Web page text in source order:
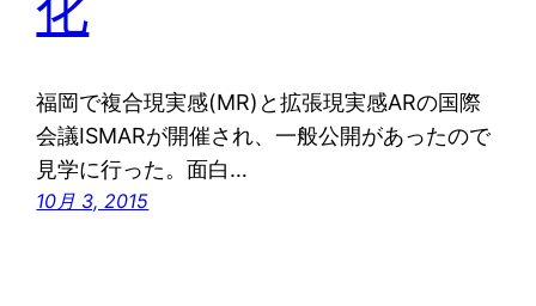
福岡で複合現実感(MR)と拡張現実感ARの国際
会議ISMARが開催され、一般公開があったので
見学に行った。面白…
10月 3, 2015